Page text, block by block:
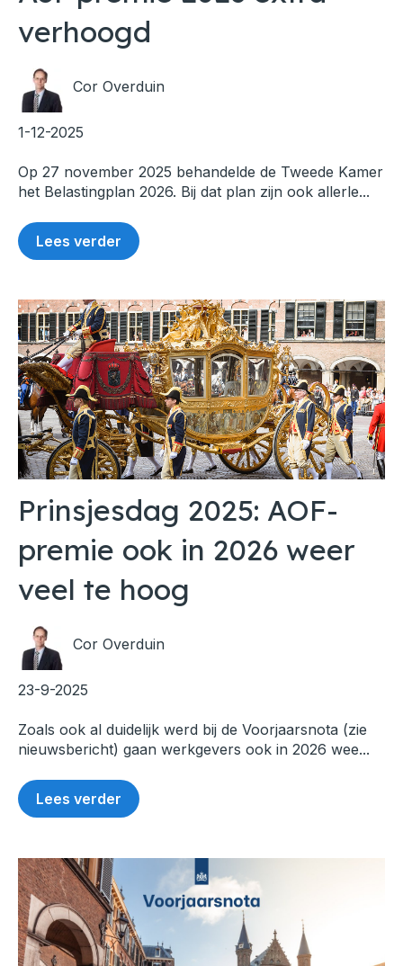
verhoogd
Cor Overduin
1-12-2025
Op 27 november 2025 behandelde de Tweede Kamer
het Belastingplan 2026. Bij dat plan zijn ook allerle...
Lees verder
Prinsjesdag 2025: AOF-
premie ook in 2026 weer
veel te hoog
Cor Overduin
23-9-2025
Zoals ook al duidelijk werd bij de Voorjaarsnota (zie
nieuwsbericht) gaan werkgevers ook in 2026 wee...
Lees verder